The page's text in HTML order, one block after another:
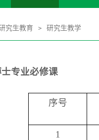
究生教育 > 研究生教学
专业必修课
序号
1